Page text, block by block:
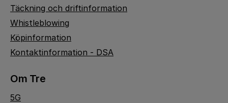
Täckning och driftinformation
Whistleblowing
Köpinformation
Kontaktinformation - DSA
Om Tre
5G